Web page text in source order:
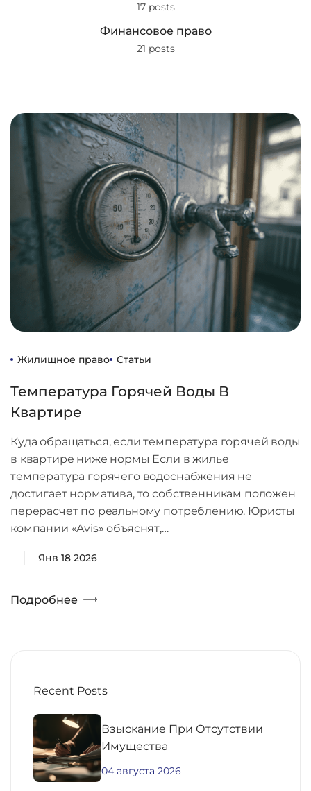
17 posts
Финансовое право
21 posts
Жилищное право Статьи
Температура Горячей Воды В
Квартире
Куда обращаться, если температура горячей воды
в квартире ниже нормы Если в жилье
температура горячего водоснабжения не
достигает норматива, то собственникам положен
перерасчет по реальному потреблению. Юристы
компании «Avis» объяснят,…
Янв 18 2026
Подробнее
Recent Posts
Взыскание При Отсутствии
Имущества
04 августа 2026